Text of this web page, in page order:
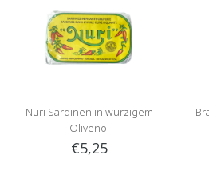
Nuri Sardinen in würzigem
Olivenöl
€5,25